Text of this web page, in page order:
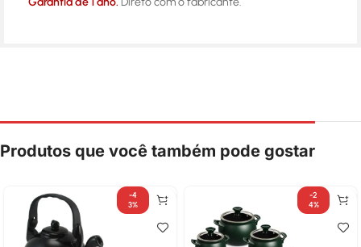
Produtos que você também pode gostar
-4
3%
-2
4%